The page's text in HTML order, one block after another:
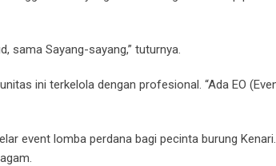
sama Sayang-sayang,” tuturnya.
ini terkelola dengan profesional. “Ada EO
event lomba perdana bagi pecinta burung